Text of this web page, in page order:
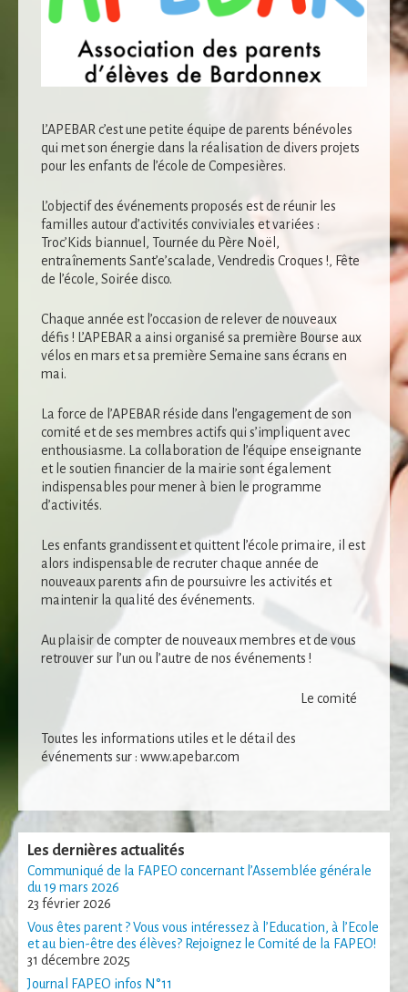
Les dernières actualités
Communiqué de la FAPEO concernant l’Assemblée générale
du 19 mars 2026
23 février 2026
Vous êtes parent ? Vous vous intéressez à l’Education, à l’Ecole
et au bien-être des élèves? Rejoignez le Comité de la FAPEO!
31 décembre 2025
Journal FAPEO infos N°11
L’APEBAR c’est une petite équipe de parents bénévoles
qui met son énergie dans la réalisation de divers projets
pour les enfants de l’école de Compesières.
L’objectif des événements proposés est de réunir les
familles autour d’activités conviviales et variées :
Troc’Kids biannuel, Tournée du Père Noël,
entraînements Sant’e’scalade, Vendredis Croques !, Fête
de l’école, Soirée disco.
Chaque année est l’occasion de relever de nouveaux
défis ! L’APEBAR a ainsi organisé sa première Bourse aux
vélos en mars et sa première Semaine sans écrans en
mai.
La force de l’APEBAR réside dans l’engagement de son
comité et de ses membres actifs qui s’impliquent avec
enthousiasme. La collaboration de l’équipe enseignante
et le soutien financier de la mairie sont également
indispensables pour mener à bien le programme
d’activités.
Les enfants grandissent et quittent l’école primaire, il est
alors indispensable de recruter chaque année de
nouveaux parents afin de poursuivre les activités et
maintenir la qualité des événements.
Au plaisir de compter de nouveaux membres et de vous
retrouver sur l’un ou l’autre de nos événements !
Le comité
Toutes les informations utiles et le détail des
événements sur : www.apebar.com
Nécessaire
Ces cookies ne
nécessaires au
fonctionnement
du site Web.
Statistiques
Afin que nous
puissions
améliorer la
fonctionnalité
en fonction
de la façon
dont le site
Web est
Afin que notre
aussi bien que
possible lors
ces cookies,
certaines
disparaîtront
Marketing